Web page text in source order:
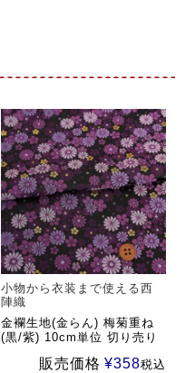
小物から衣装まで使える西
陣織
金襴生地(金らん) 梅菊重ね
(黒/紫) 10cm単位 切り売り
販売価格 ¥358税込